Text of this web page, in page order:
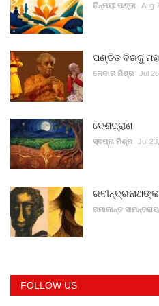
ଭିଡିଓ ଚିନ୍ମୟୀ ପଣ୍ଡା Aug
ପଣ୍ଡିତ ବିରଜୁ
କେଦାର ମିଶ୍ର Jul
ଦେଶପ୍ରାଣ
ସ୍ଵପ୍ନା ମିଶ୍ର Jul
ରମାକାନ୍ତ ସାମନ୍ତରାୟ
FOLLOW US